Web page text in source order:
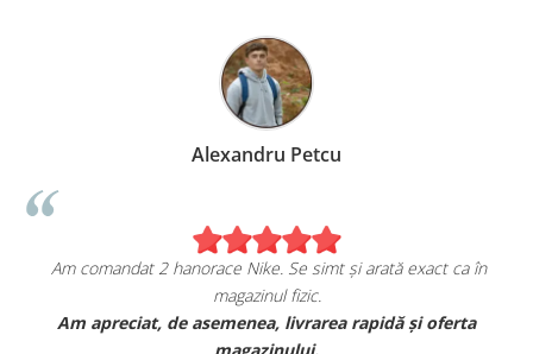
Alexandru Petcu
Am comandat 2 hanorace Nike. Se simt și arată exact ca în
magazinul fizic.
Am apreciat, de asemenea, livrarea rapidă și oferta